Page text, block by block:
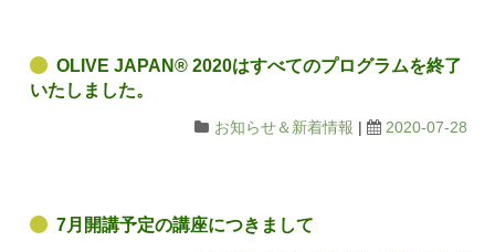
OLIVE JAPAN® 2020はすべてのプログラムを終了
いたしました。
お知らせ＆新着情報 | 2020-07-28
7月開講予定の講座につきまして